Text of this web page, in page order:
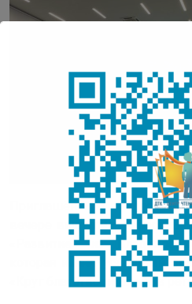
Приглашённым экспертом
вечере выступила
«Развитие» из
которая имеет успешный
«Круг благотворителей» в